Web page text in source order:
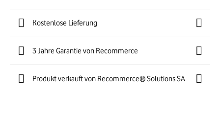
Kostenlose Lieferung
3 Jahre Garantie von Recommerce
Produkt verkauft von Recommerce® Solutions SA